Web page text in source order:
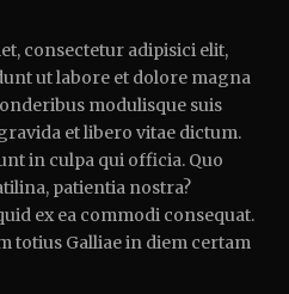
consectetur adipisici elit,
ut labore et dolore magna
modulisque suis
et libero vitae dictum.
in culpa qui officia. Quo
patientia nostra?
ex ea commodi consequat.
totius Galliae in diem certam